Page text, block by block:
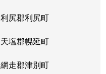
利尻郡利尻町
天塩郡幌延町
網走郡津別町